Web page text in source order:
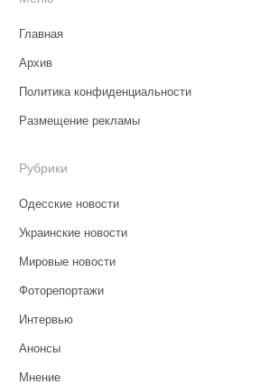
Главная
Архив
Политика конфиденциальности
Размещение рекламы
Рубрики
Одесские новости
Украинские новости
Мировые новости
Фоторепортажи
Интервью
Анонсы
Мнение